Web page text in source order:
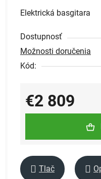
Elektrická basgitara
Dostupnosť
Možnosti doručenia
Kód:
€2 809
Jednotková cena:
Tlač